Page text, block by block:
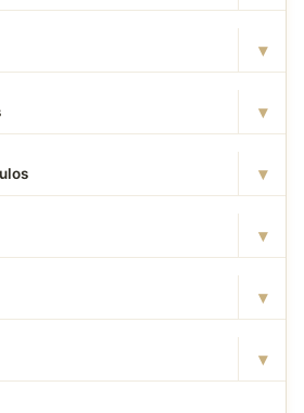
▾
▾
▾
▾
▾
▾